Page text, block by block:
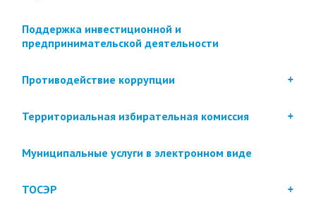
Поддержка инвестиционной и
предпринимательской деятельности
Противодействие коррупции
Территориальная избирательная комиссия
Муниципальные услуги в электронном виде
ТОСЭР